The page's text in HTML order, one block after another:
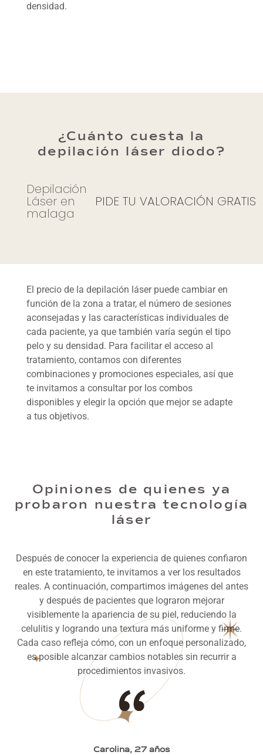
densidad.
¿Cuánto cuesta la
depilación láser diodo?
Depilación
Láser en
malaga
PIDE TU VALORACIÓN GRATIS
El precio de la depilación láser puede cambiar en
función de la zona a tratar, el número de sesiones
aconsejadas y las características individuales de
cada paciente, ya que también varía según el tipo
pelo y su densidad. Para facilitar el acceso al
tratamiento, contamos con diferentes
combinaciones y promociones especiales, así que
te invitamos a consultar por los combos
disponibles y elegir la opción que mejor se adapte
a tus objetivos.
Opiniones de quienes ya
probaron nuestra tecnología
láser
Después de conocer la experiencia de quienes confiaron
en este tratamiento, te invitamos a ver los resultados
reales. A continuación, compartimos imágenes del antes
y después de pacientes que lograron mejorar
visiblemente la apariencia de su piel, reduciendo la
celulitis y logrando una textura más uniforme y firme.
Cada caso refleja cómo, con un enfoque personalizado,
es posible alcanzar cambios notables sin recurrir a
procedimientos invasivos.
“
Carolina, 27 años